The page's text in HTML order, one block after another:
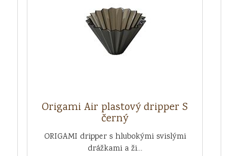
Origami Air plastový dripper S
černý
ORIGAMI dripper s hlubokými svislými
drážkami a ži...